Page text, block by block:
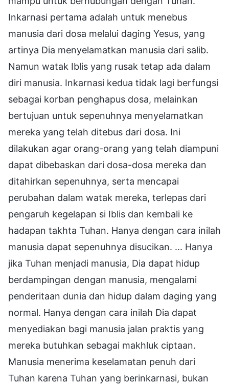
Inkarnasi pertama adalah untuk menebus
manusia dari dosa melalui daging Yesus, yang
artinya Dia menyelamatkan manusia dari salib.
Namun watak Iblis yang rusak tetap ada dalam
diri manusia. Inkarnasi kedua tidak lagi berfungsi
sebagai korban penghapus dosa, melainkan
bertujuan untuk sepenuhnya menyelamatkan
mereka yang telah ditebus dari dosa. Ini
dilakukan agar orang-orang yang telah diampuni
dapat dibebaskan dari dosa-dosa mereka dan
ditahirkan sepenuhnya, serta mencapai
perubahan dalam watak mereka, terlepas dari
pengaruh kegelapan si Iblis dan kembali ke
hadapan takhta Tuhan. Hanya dengan cara inilah
manusia dapat sepenuhnya disucikan. ... Hanya
jika Tuhan menjadi manusia, Dia dapat hidup
berdampingan dengan manusia, mengalami
penderitaan dunia dan hidup dalam daging yang
normal. Hanya dengan cara inilah Dia dapat
menyediakan bagi manusia jalan praktis yang
mereka butuhkan sebagai makhluk ciptaan.
Manusia menerima keselamatan penuh dari
Tuhan karena Tuhan yang berinkarnasi, bukan